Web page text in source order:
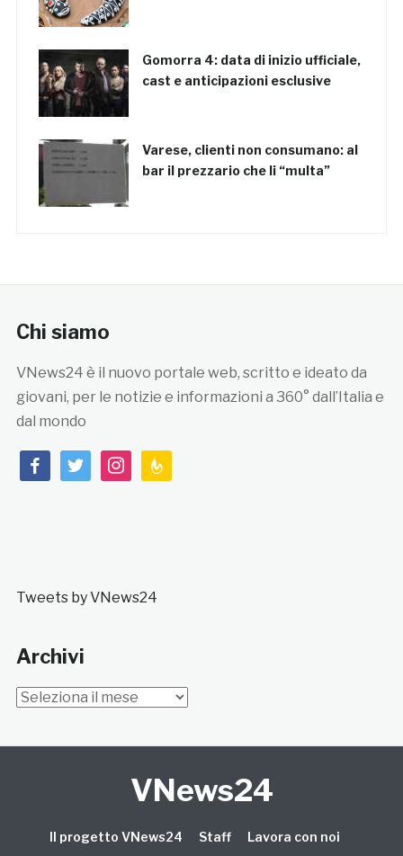
Gomorra 4: data di inizio ufficiale,
cast e anticipazioni esclusive
Varese, clienti non consumano: al
bar il prezzario che li “multa”
Chi siamo
VNews24 è il nuovo portale web, scritto e ideato da
giovani, per le notizie e informazioni a 360° dall’Italia e
dal mondo
facebooktwitterinstagramfeedburner
Tweets by VNews24
Archivi
Archivi
VNews24
Il progetto VNews24 Staff
Lavora con noi